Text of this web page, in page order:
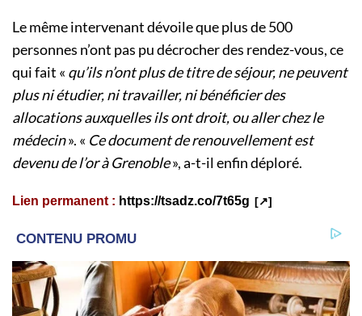
Le même intervenant dévoile que plus de 500
personnes n’ont pas pu décrocher des rendez-vous, ce
qui fait « qu’ils n’ont plus de titre de séjour, ne peuvent
plus ni étudier, ni travailler, ni bénéficier des
allocations auxquelles ils ont droit, ou aller chez le
médecin». « Ce document de renouvellement est
devenu de l’or à Grenoble», a-t-il enfin déploré.
Lien permanent : https://tsadz.co/7t65g